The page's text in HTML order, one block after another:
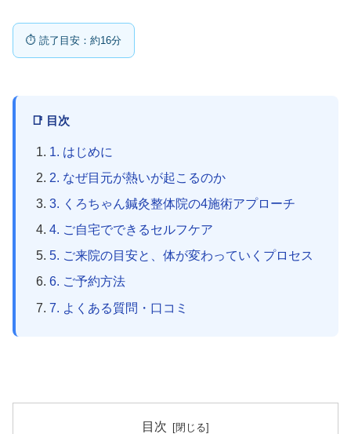
⏱ 読了目安：約16分
📑 目次
1. はじめに
2. なぜ目元が熱いが起こるのか
3. くろちゃん鍼灸整体院の4施術アプローチ
4. ご自宅でできるセルフケア
5. ご来院の目安と、体が変わっていくプロセス
6. ご予約方法
7. よくある質問・口コミ
目次